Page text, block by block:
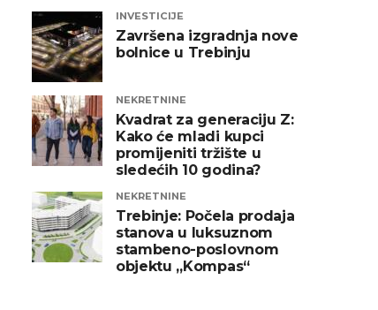
INVESTICIJE
Završena izgradnja nove
bolnice u Trebinju
NEKRETNINE
Kvadrat za generaciju Z:
Kako će mladi kupci
promijeniti tržište u
sledećih 10 godina?
NEKRETNINE
Trebinje: Počela prodaja
stanova u luksuznom
stambeno-poslovnom
objektu „Kompas“